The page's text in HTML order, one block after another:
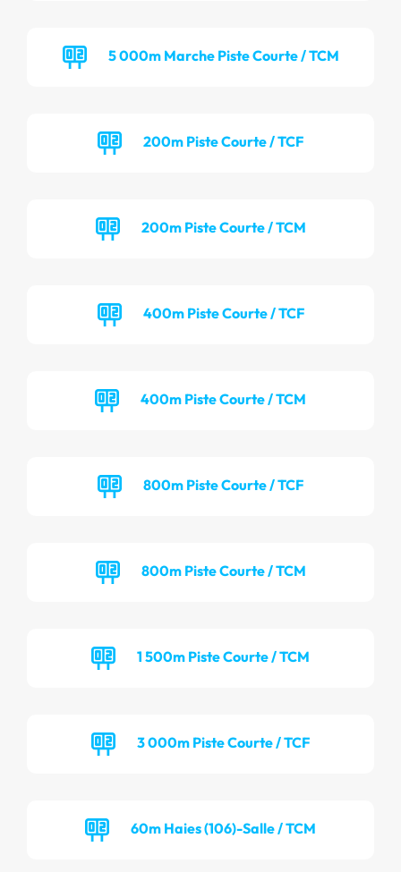
5 000m Marche Piste Courte / TCM
200m Piste Courte / TCF
200m Piste Courte / TCM
400m Piste Courte / TCF
400m Piste Courte / TCM
800m Piste Courte / TCF
800m Piste Courte / TCM
1 500m Piste Courte / TCM
3 000m Piste Courte / TCF
60m Haies (106)-Salle / TCM